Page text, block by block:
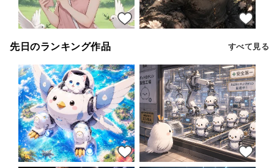
21 31
先日のランキング作品 すべて見る
68 52